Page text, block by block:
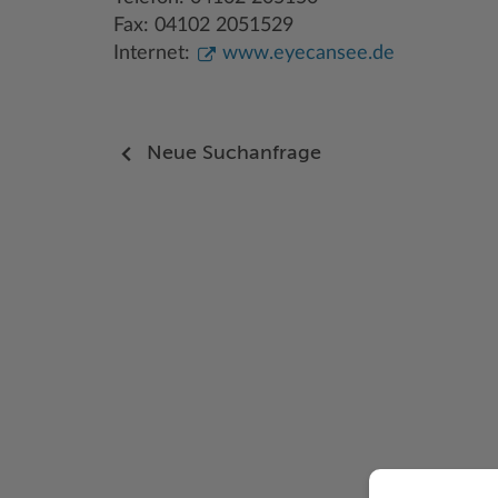
Fax: 04102 2051529
Internet:
www.eyecansee.de
Neue Suchanfrage